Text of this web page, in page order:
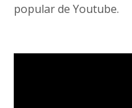
popular de Youtube.